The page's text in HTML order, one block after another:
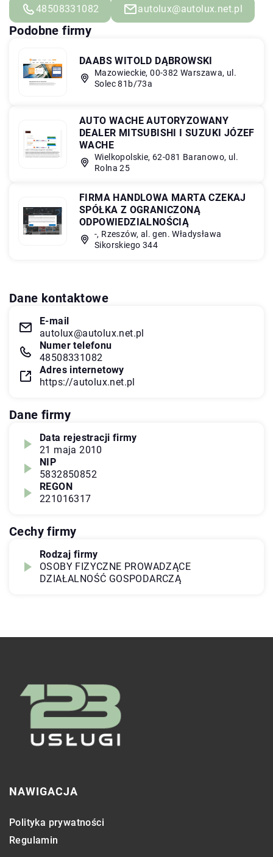
48508331082 autolux@autolux.net.pl
Podobne firmy
DAABS WITOLD DĄBROWSKI
Mazowieckie, 00-382 Warszawa, ul.
Solec 81b/73a
AUTO WACHE AUTORYZOWANY
DEALER MITSUBISHI I SUZUKI JÓZEF
WACHE
Wielkopolskie, 62-081 Baranowo, ul.
Rolna 25
FIRMA HANDLOWA MARTA CZEKAJ
SPÓŁKA Z OGRANICZONĄ
ODPOWIEDZIALNOŚCIĄ
-, Rzeszów, al. gen. Władysława
Sikorskiego 344
Dane kontaktowe
E-mail
autolux@autolux.net.pl
Numer telefonu
48508331082
Adres internetowy
https://autolux.net.pl
Dane firmy
Data rejestracji firmy
21 maja 2010
NIP
5832850852
REGON
221016317
Cechy firmy
Rodzaj firmy
OSOBY FIZYCZNE PROWADZĄCE
DZIAŁALNOŚĆ GOSPODARCZĄ
NAWIGACJA
Polityka prywatności
Regulamin